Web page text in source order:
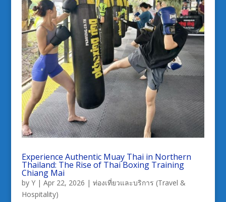
Experience Authentic Muay Thai in Northern
Thailand: The Rise of Thai Boxing Training
Chiang Mai
by Y| Apr 22, 2026 | ท่องเที่ยวและบริการ (Travel &
Hospitality)